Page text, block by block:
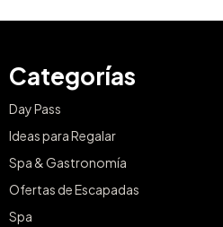
Categorías
Day Pass
Ideas para Regalar
Spa & Gastronomía
Ofertas de Escapadas
Spa